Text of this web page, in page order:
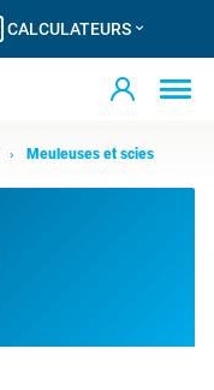
CALCULATEURS
Meuleuses et scies